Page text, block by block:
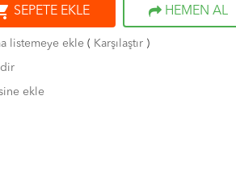
SEPETE EKLE HEMEN AL
listemeye ekle( Karşılaştır)
ekle